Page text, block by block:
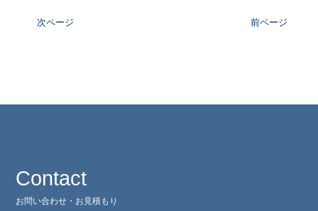
前ページ
次ページ
Contact
お問い合わせ・お見積もり